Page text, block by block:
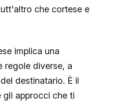
che cortese e
implica una
regole diverse, a
destinatario. È il
gli approcci che ti